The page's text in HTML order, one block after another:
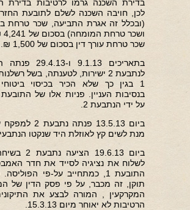
לכן, חויבה השכנה לשלם לתובעת החזר
(ובכלל זה אגרת התביעה, שכר טרחת
שכר טרחת עורך דין בסכום של 1,500 ₪.
לנתבעת 2 ישירות, לטענתה, בשל
1 בגין כך שלא הכיר בכיסוי
על ידי הנתבעת 2.
ביום 13.5.13 פנתה
מנת לשים קץ לאוזלת היד שנקטו
ביום 19.6.13
לשלוח את נציגיה לסייד את חדר
התובעת 1, כמתחייב על-פי
תוקן, זה מכבר, על פי פסק הדין של
המקרקעין , המורה לבצע את
הרטיבות לא יאוחר מיום 15.3.13.